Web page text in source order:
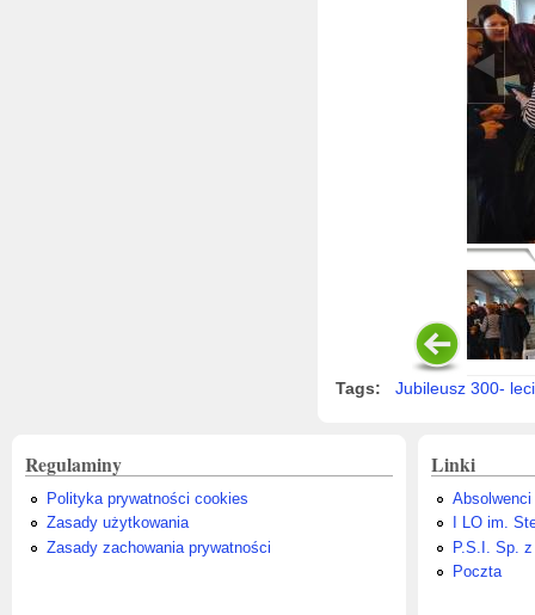
Tags: Jubileusz 300-
Regulaminy
Polityka prywatności cookies
Zasady użytkowania
Zasady zachowania prywatności
Linki
Absolwenci
I LO im.
P.S.I. Sp.
Poczta